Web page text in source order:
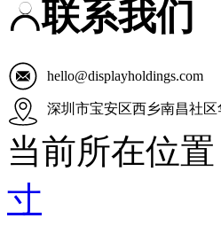
联系我们
hello@displayholdings.com
深圳市宝安区西乡南昌社
当前所在位置
寸